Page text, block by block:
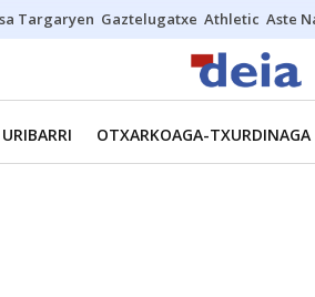
Targaryen Gaztelugatxe Athletic Aste
URIBARRI OTXARKOAGA-TXURDINAGA